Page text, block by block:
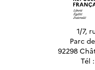
1/7,
Parc
92298
Tél